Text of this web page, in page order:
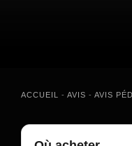
ACCUEIL - AVIS - AVIS